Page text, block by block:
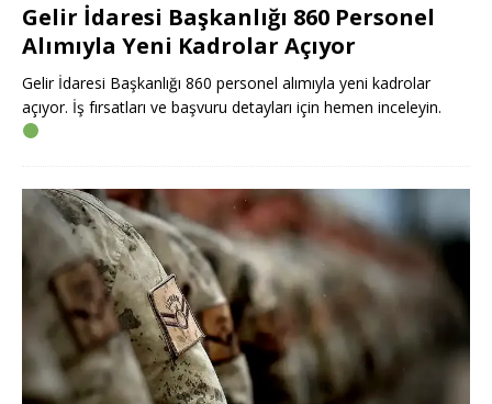
Gelir İdaresi Başkanlığı 860 Personel
Alımıyla Yeni Kadrolar Açıyor
Gelir İdaresi Başkanlığı 860 personel alımıyla yeni kadrolar
açıyor. İş fırsatları ve başvuru detayları için hemen inceleyin.